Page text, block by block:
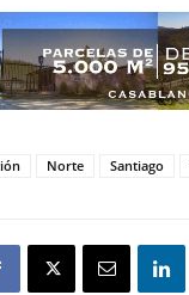
Norte Santiago